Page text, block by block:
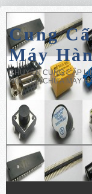
Cung
Máy
CHUYÊN CUNG CẤP
NỘI, SỬA CHỮA MÁY